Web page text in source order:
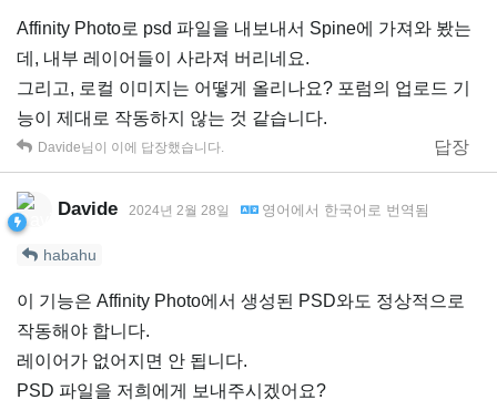
Affinity Photo로 psd 파일을 내보내서 Spine에 가져와 봤는
데, 내부 레이어들이 사라져 버리네요.
그리고, 로컬 이미지는 어떻게 올리나요? 포럼의 업로드 기
능이 제대로 작동하지 않는 것 같습니다.
답장
Davide님이 이에 답장했습니다.
Davide 2024년 2월 28일 영어 에서 한국어 로 번역됨
habahu
이 기능은 Affinity Photo에서 생성된 PSD와도 정상적으로
작동해야 합니다.
레이어가 없어지면 안 됩니다.
PSD 파일을 저희에게 보내주시겠어요?